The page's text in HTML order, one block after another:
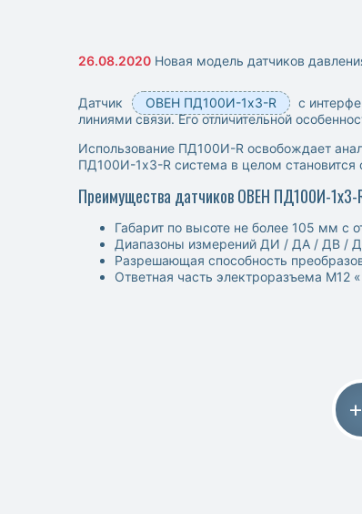
26.08.2020 Новая модель датчиков
Датчик ОВЕН ПД100И-1х3-R
с
линиями связи. Его отличительной
Использование ПД100И-R освобождает
ПД100И-1х3-R система в целом становится
Преимущества датчиков ОВЕН ПД100И-1х3-
Габарит по высоте не более 105 мм с
Диапазоны измерений ДИ / ДА / ДВ /
Разрешающая способность
Ответная часть электроразъема М12